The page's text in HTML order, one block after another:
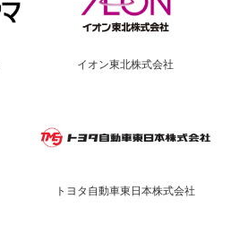
イオン東北株式会社
トヨタ自動車東日本株式会社